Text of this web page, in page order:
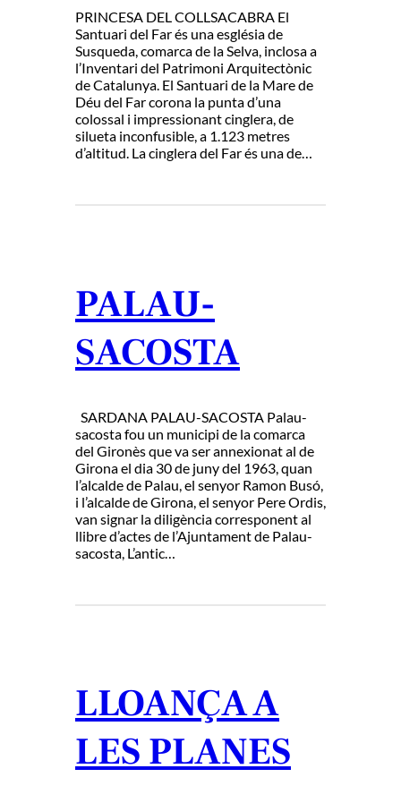
PRINCESA DEL COLLSACABRA El
Santuari del Far és una església de
Susqueda, comarca de la Selva, inclosa a
l’Inventari del Patrimoni Arquitectònic
de Catalunya. El Santuari de la Mare de
Déu del Far corona la punta d’una
colossal i impressionant cinglera, de
silueta inconfusible, a 1.123 metres
d’altitud. La cinglera del Far és una de…
PALAU-
SACOSTA
SARDANA PALAU-SACOSTA Palau-
sacosta fou un municipi de la comarca
del Gironès que va ser annexionat al de
Girona el dia 30 de juny del 1963, quan
l’alcalde de Palau, el senyor Ramon Busó,
i l’alcalde de Girona, el senyor Pere Ordis,
van signar la diligència corresponent al
llibre d’actes de l’Ajuntament de Palau-
sacosta, L’antic…
LLOANÇA A
LES PLANES